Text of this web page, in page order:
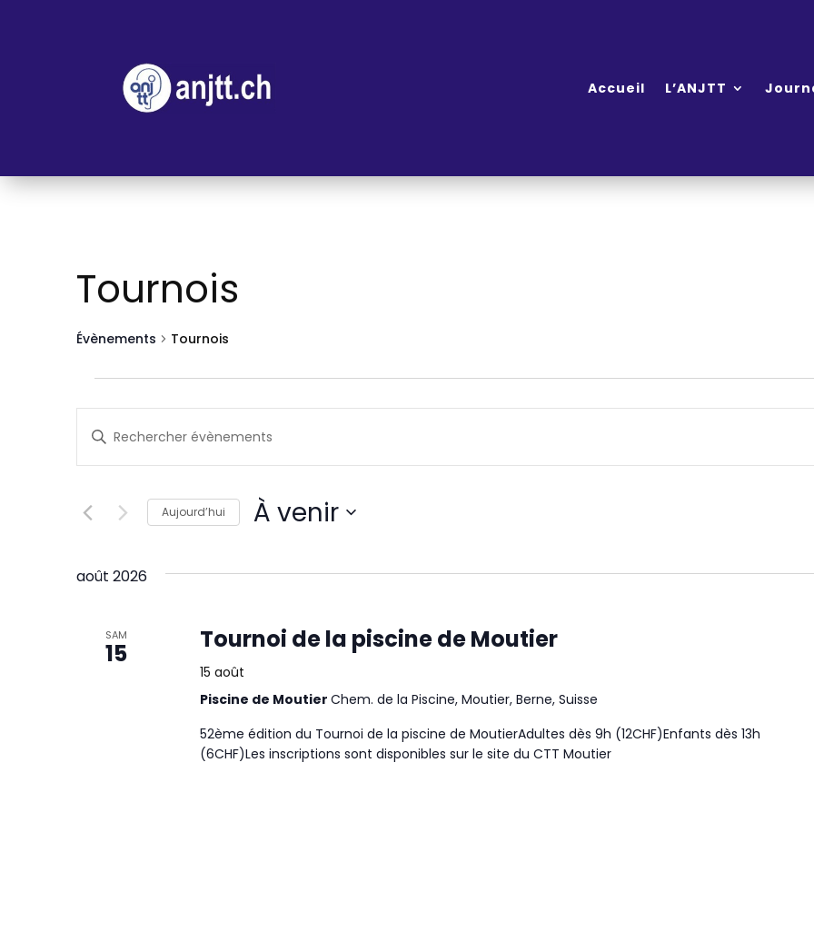
Accueil L’ANJTT
Tournois
Évènements Tournois
Évènements
Recherche
et
de
Évènements
Saisir
Rechercher
Évènements
mot-
Aujourd’hui À venir
août 2026
SAM
15 Tournoi de la piscine de Moutier
15 août
Piscine de Moutier Chem. de la Piscine, Moutier, Berne, Suisse
52ème édition du Tournoi de la piscine de MoutierAdultes dès 9h (12CHF)Enfants dès 13h
(6CHF)Les inscriptions sont disponibles sur le site du CTT Moutier